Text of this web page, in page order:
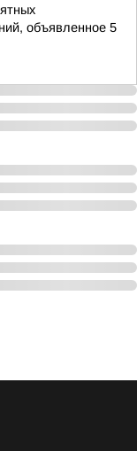
объявленное 5